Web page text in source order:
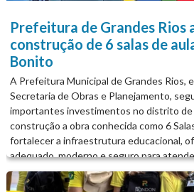
Prefeitura de Grandes Rios
construção de 6 salas de
Bonito
A Prefeitura Municipal de Grandes Rios,
Secretaria de Obras e Planejamento,
importantes investimentos no distrito de
construção a obra conhecida como 6
fortalecer a infraestrutura educacional,
adequado, moderno e seguro para
iniciativa reforça o compromisso da
educação e com o desenvolvimento do